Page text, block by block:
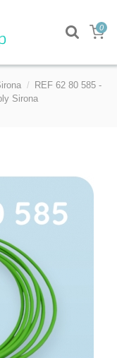
0
REF 62 80 585 -
Sirona